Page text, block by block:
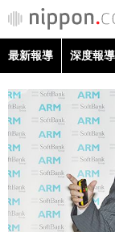
最新報導
深度報導
最新報導 深度報導